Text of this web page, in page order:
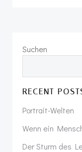
Suchen
RECENT
Portrait-Welten
Wenn ein
Der Sturm des